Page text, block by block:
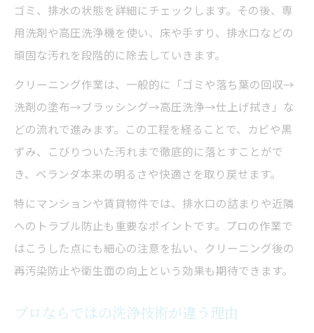
ベランダクリーニング依頼時のポイント
住人トラブルを防ぐための心得
自分で落ちない汚れはプロ依頼で解決
ベランダクリーニング依頼前のチェック項
目
自力掃除で落ちない汚れの見極め方
プロ依頼が効果的なケースとは
依頼時に押さえたい費用の目安
ベランダクリーニング業者選びのコツ
清掃トラブルを防ぐベランダクリーニングの秘
訣
ベランダクリーニング時のトラブル事例集
掃除でやってはいけないこと一覧
ゴミ、排水の状態を詳細にチェックします。その後、専
用洗剤や高圧洗浄機を使い、床や手すり、排水口などの
頑固な汚れを段階的に除去していきます。
クリーニング作業は、一般的に「ゴミや落ち葉の回収→
洗剤の塗布→ブラッシング→高圧洗浄→仕上げ拭き」な
どの流れで進みます。この工程を経ることで、カビや黒
ずみ、こびりついた汚れまで徹底的に落とすことがで
き、ベランダ本来の明るさや快適さを取り戻せます。
特にマンションや賃貸物件では、排水口の詰まりや近隣
へのトラブル防止も重要なポイントです。プロの作業で
はこうした点にも細心の注意を払い、クリーニング後の
再汚染防止や衛生面の向上という効果も期待できます。
プロならではの洗浄技術が違う理由